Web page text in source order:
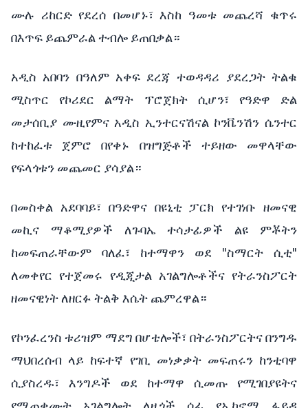
ሙሉ ሪከርድ የደረሰ በመሆኑ፣ እስከ ዓመቱ መጨረሻ ቁጥሩ
በእጥፍ ይጨምራል ተብሎ ይጠበቃል።
አዲስ አበባን በዓለም አቀፍ ደረጃ ተወዳዳሪ ያደረጋት ትልቁ
ሚስጥር
የኮሪደር ልማት ፕሮጀክት ሲሆን፣ የዓድዋ
ድል
መታሰቢያ ሙዚየምና አዲስ ኢንተርናሽናል ኮንቬንሽን ሴንተር
ከተከፈቱ
ጀምሮ በየቀኑ በዝግጅቶች ተይዘው
መዋላቸው
የፍላጎቱን መጨመር ያሳያል።
በመስቀል አደባባይ፣ በዓድዋና በዩኒቲ ፓርክ የተገነቡ
ዘመናዊ
መኪና
ማቆሚያዎች ለጉባኤ ተሳታፊዎች ልዩ
ምቾትን
ከመፍጠራቸውም
ባለፈ፣ ከተማዋን ወደ "ስማርት ሲቲ"
ለመቀየር የተጀመሩ የዲጂታል አገልግሎቶችና የትራንስፖርት
ዘመናዊነት ለዘርፉ ትልቅ እሴት ጨምረዋል።
የኮንፈረንስ ቱሪዝም ማደግ በሆቴሎች፣ በትራንስፖርትና በንግዱ
ማህበረሰብ ላይ ከፍተኛ የገቢ መነቃቃት መፍጠሩን ከንቲባዋ
ሲያስረዱ፣
እንግዶች ወደ ከተማዋ ሲመጡ
የሚገበያዩትና